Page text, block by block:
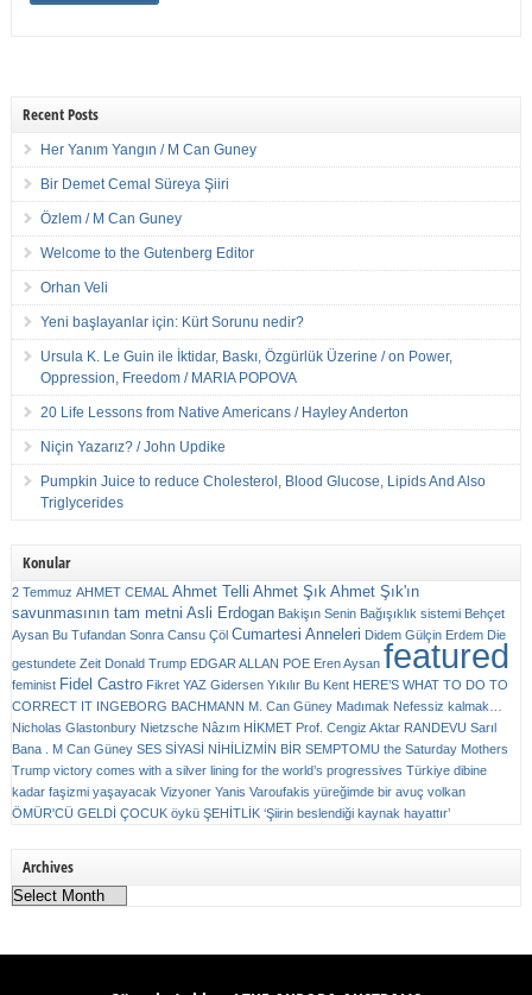
Recent Posts
Her Yanım Yangın / M Can Guney
Bir Demet Cemal Süreya Şiiri
Özlem / M Can Guney
Welcome to the Gutenberg Editor
Orhan Veli
Yeni başlayanlar için: Kürt Sorunu nedir?
Ursula K. Le Guin ile İktidar, Baskı, Özgürlük Üzerine / on Power,
Oppression, Freedom / MARIA POPOVA
20 Life Lessons from Native Americans / Hayley Anderton
Niçin Yazarız? / John Updike
Pumpkin Juice to reduce Cholesterol, Blood Glucose, Lipids And Also
Triglycerides
Konular
2 Temmuz AHMET CEMAL Ahmet Telli Ahmet Şık Ahmet Şık'ın
savunmasının tam metni Asli Erdogan Bakişın Senin Bağışıklık sistemi Behçet
Aysan Bu Tufandan Sonra Cansu Çöl Cumartesi Anneleri Didem Gülçin Erdem Die
gestundete Zeit Donald Trump EDGAR ALLAN POE Eren Aysan featured
feminist Fidel Castro Fikret YAZ Gidersen Yıkılır Bu Kent HERE’S WHAT TO DO TO
CORRECT IT INGEBORG BACHMANN M. Can Güney Madımak Nefessiz kalmak…
Nicholas Glastonbury Nietzsche Nâzım HİKMET Prof. Cengiz Aktar RANDEVU Sarıl
Bana . M Can Güney SES SİYASİ NİHİLİZMİN BİR SEMPTOMU the Saturday Mothers
Trump victory comes with a silver lining for the world’s progressives Türkiye dibine
kadar faşizmi yaşayacak Vizyoner Yanis Varoufakis yüreğimde bir avuç volkan
ÖMÜR'CÜ GELDİ ÇOCUK öykü ŞEHİTLİK ‘Şiirin beslendiği kaynak hayattır’
Archives
Archives